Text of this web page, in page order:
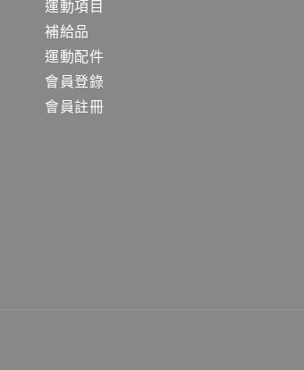
運動項目
補給品
運動配件
會員登錄
會員註冊